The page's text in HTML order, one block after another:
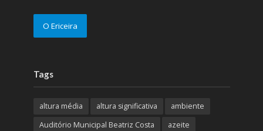
O Ericeira
Tags
altura média altura significativa
ambiente
Auditório Municipal Beatriz Costa
azeite